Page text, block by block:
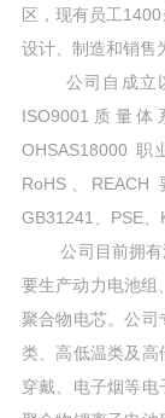
区，现有员工
设计、制造和销售
公司自成立以
ISO9001质量
OHSAS18000
RoHS、
GB31241、PSE、
公司目前拥有深
要生产动力电池组
聚合物电芯。公司
类、高低温类及
穿戴、电子烟等